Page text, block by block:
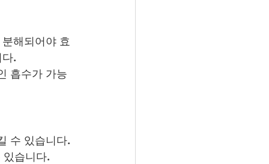
해되어야 효
.
흡수가 가능
수 있습니다.
습니다.